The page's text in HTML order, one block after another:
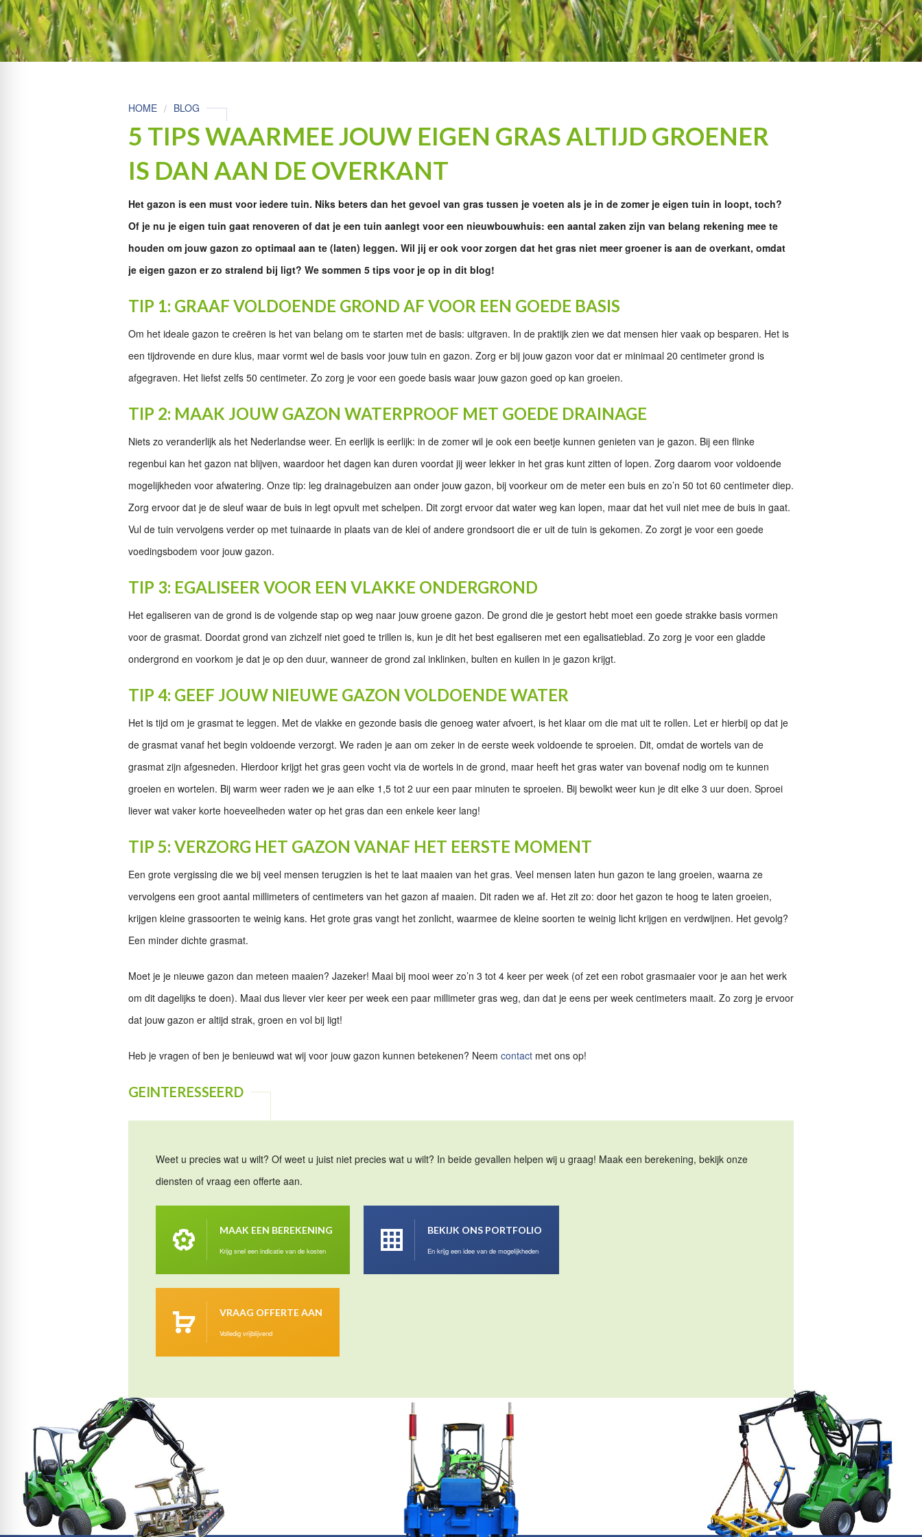
HOME BLOG
5 TIPS WAARMEE JOUW EIGEN GRAS ALTIJD GROENER
IS DAN AAN DE OVERKANT
Het gazon is een must voor iedere tuin. Niks beters dan het gevoel van gras tussen je voeten als je in de zomer je eigen tuin in loopt, toch?
Of je nu je eigen tuin gaat renoveren of dat je een tuin aanlegt voor een nieuwbouwhuis: een aantal zaken zijn van belang rekening mee te
houden om jouw gazon zo optimaal aan te (laten) leggen. Wil jij er ook voor zorgen dat het gras niet meer groener is aan de overkant, omdat
je eigen gazon er zo stralend bij ligt? We sommen 5 tips voor je op in dit blog!
TIP 1: GRAAF VOLDOENDE GROND AF VOOR EEN GOEDE BASIS
Om het ideale gazon te creëren is het van belang om te starten met de basis: uitgraven. In de praktijk zien we dat mensen hier vaak op besparen. Het is
een tijdrovende en dure klus, maar vormt wel de basis voor jouw tuin en gazon. Zorg er bij jouw gazon voor dat er minimaal 20 centimeter grond is
afgegraven. Het liefst zelfs 50 centimeter. Zo zorg je voor een goede basis waar jouw gazon goed op kan groeien.
TIP 2: MAAK JOUW GAZON WATERPROOF MET GOEDE DRAINAGE
Niets zo veranderlijk als het Nederlandse weer. En eerlijk is eerlijk: in de zomer wil je ook een beetje kunnen genieten van je gazon. Bij een flinke
regenbui kan het gazon nat blijven, waardoor het dagen kan duren voordat jij weer lekker in het gras kunt zitten of lopen. Zorg daarom voor voldoende
mogelijkheden voor afwatering. Onze tip: leg drainagebuizen aan onder jouw gazon, bij voorkeur om de meter een buis en zo’n 50 tot 60 centimeter diep.
Zorg ervoor dat je de sleuf waar de buis in legt opvult met schelpen. Dit zorgt ervoor dat water weg kan lopen, maar dat het vuil niet mee de buis in gaat.
Vul de tuin vervolgens verder op met tuinaarde in plaats van de klei of andere grondsoort die er uit de tuin is gekomen. Zo zorgt je voor een goede
voedingsbodem voor jouw gazon.
TIP 3: EGALISEER VOOR EEN VLAKKE ONDERGROND
Het egaliseren van de grond is de volgende stap op weg naar jouw groene gazon. De grond die je gestort hebt moet een goede strakke basis vormen
voor de grasmat. Doordat grond van zichzelf niet goed te trillen is, kun je dit het best egaliseren met een egalisatieblad. Zo zorg je voor een gladde
ondergrond en voorkom je dat je op den duur, wanneer de grond zal inklinken, bulten en kuilen in je gazon krijgt.
TIP 4: GEEF JOUW NIEUWE GAZON VOLDOENDE WATER
Het is tijd om je grasmat te leggen. Met de vlakke en gezonde basis die genoeg water afvoert, is het klaar om die mat uit te rollen. Let er hierbij op dat je
de grasmat vanaf het begin voldoende verzorgt. We raden je aan om zeker in de eerste week voldoende te sproeien. Dit, omdat de wortels van de
grasmat zijn afgesneden. Hierdoor krijgt het gras geen vocht via de wortels in de grond, maar heeft het gras water van bovenaf nodig om te kunnen
groeien en wortelen. Bij warm weer raden we je aan elke 1,5 tot 2 uur een paar minuten te sproeien. Bij bewolkt weer kun je dit elke 3 uur doen. Sproei
liever wat vaker korte hoeveelheden water op het gras dan een enkele keer lang!
TIP 5: VERZORG HET GAZON VANAF HET EERSTE MOMENT
Een grote vergissing die we bij veel mensen terugzien is het te laat maaien van het gras. Veel mensen laten hun gazon te lang groeien, waarna ze
vervolgens een groot aantal millimeters of centimeters van het gazon af maaien. Dit raden we af. Het zit zo: door het gazon te hoog te laten groeien,
krijgen kleine grassoorten te weinig kans. Het grote gras vangt het zonlicht, waarmee de kleine soorten te weinig licht krijgen en verdwijnen. Het gevolg?
Een minder dichte grasmat.
Moet je je nieuwe gazon dan meteen maaien? Jazeker! Maai bij mooi weer zo’n 3 tot 4 keer per week (of zet een robot grasmaaier voor je aan het werk
om dit dagelijks te doen). Maai dus liever vier keer per week een paar millimeter gras weg, dan dat je eens per week centimeters maait. Zo zorg je ervoor
dat jouw gazon er altijd strak, groen en vol bij ligt!
Heb je vragen of ben je benieuwd wat wij voor jouw gazon kunnen betekenen? Neem contactmet ons op!
GEINTERESSEERD
Weet u precies wat u wilt? Of weet u juist niet precies wat u wilt? In beide gevallen helpen wij u graag! Maak een berekening, bekijk onze
diensten of vraag een offerte aan.
MAAK EEN BEREKENING
Krijg snel een indicatie van de kosten
BEKIJK ONS PORTFOLIO
En krijg een idee van de mogelijkheden
VRAAG OFFERTE AAN
Volledig vrijblijvend